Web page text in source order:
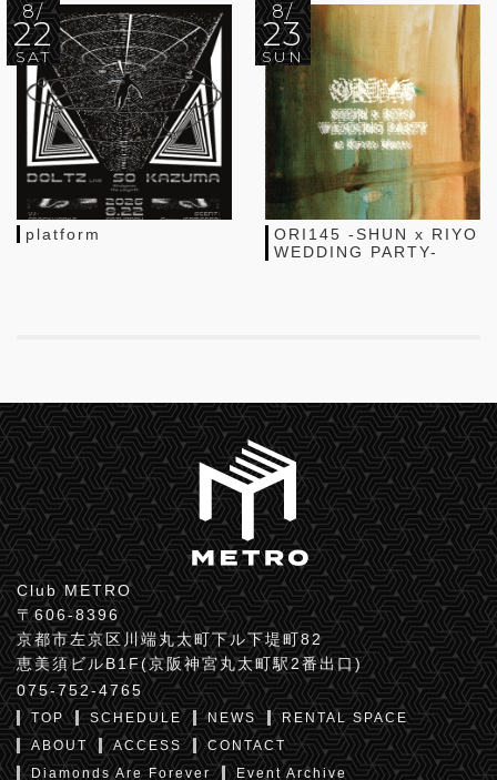
8/
22
SAT
platform
8/
23
SUN
ORI145 -SHUN x RIYO
WEDDING PARTY-
Club METRO
〒606-8396
京都市左京区川端丸太町下ル下堤町82
恵美須ビルB1F(京阪神宮丸太町駅2番出口)
075-752-4765
TOP SCHEDULE NEWS
RENTAL SPACE
ABOUT
ACCESS
CONTACT
Diamonds Are Forever
Event Archive